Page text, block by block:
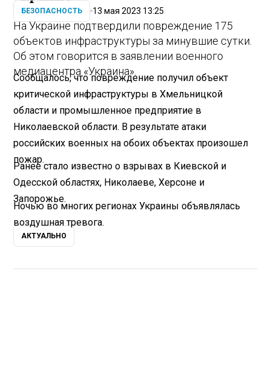
БЕЗОПАСНОСТЬ 13 мая 2023 13:25
На Украине подтвердили повреждение 175
объектов инфраструктуры за минувшие сутки.
Об этом говорится в заявлении военного
медиацентра «Украина».
Сообщалось, что повреждение получил объект
критической инфраструктуры в Хмельницкой
области и промышленное предприятие в
Николаевской области. В результате атаки
российских военных на обоих объектах произошел
пожар.
Ранее стало известно о взрывах в Киевской и
Одесской областях, Николаеве, Херсоне и
Запорожье.
Ночью во многих регионах Украины объявлялась
воздушная тревога.
АКТУАЛЬНО